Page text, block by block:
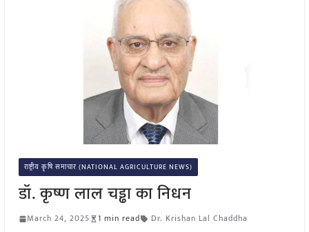
राष्ट्रीय कृषि समाचार (NATIONAL AGRICULTURE NEWS)
डॉ. कृष्ण लाल चड्ढा का निधन
March 24, 2025 1 min read Dr. Krishan Lal Chaddha